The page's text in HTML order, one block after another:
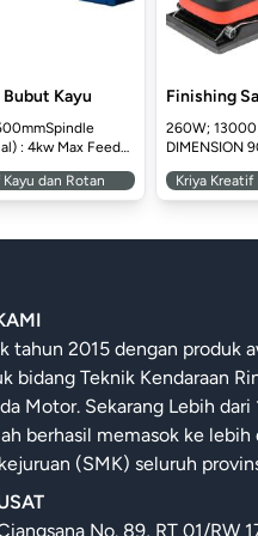
Teknik
Teknik
Perumahan, Teknik
Pendinginan
Conditioning),
Pembangkit
Teknik
Teknik Sepeda
www.alatsmk.com
www.alatsmk.com
www.alatsmk.comwww.alatsmk.com
Kayu
: 4kw Max Feed
dan Rotan
Finishing
260W; 13000
DIMENSION
Kriya Kreatif
tahun 2015 dengan produk
bidang Teknik Kendaraan
Motor. Sekarang Lebih
berhasil memasok ke lebih
(SMK) seluruh
No. 89, RT 01/RW